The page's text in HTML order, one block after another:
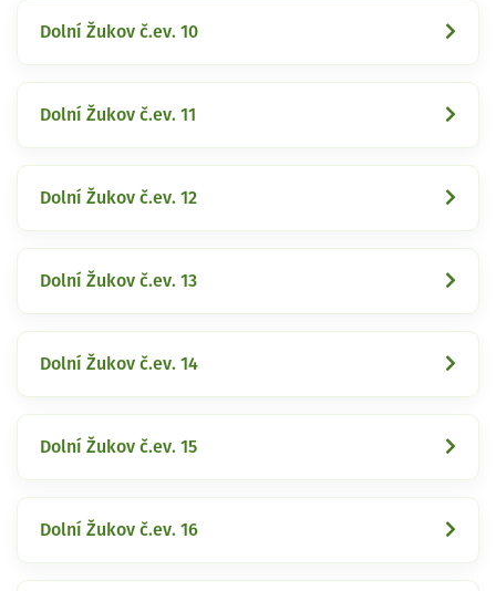
Dolní Žukov č.ev. 10
Dolní Žukov č.ev. 11
Dolní Žukov č.ev. 12
Dolní Žukov č.ev. 13
Dolní Žukov č.ev. 14
Dolní Žukov č.ev. 15
Dolní Žukov č.ev. 16